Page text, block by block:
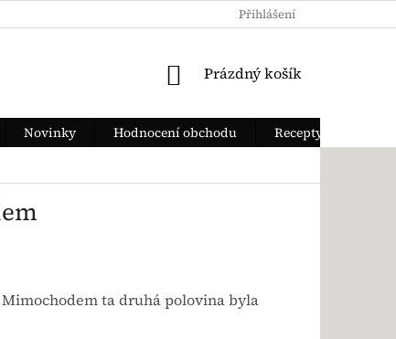
OSOBNÍCH ÚDAJŮ JAK ZAPLATIT
Přihlášení
NÁKUPNÍ KOŠÍK
Prázdný košík
Novinky Hodnocení obchodu
Recepty
ta druhá polovina byla